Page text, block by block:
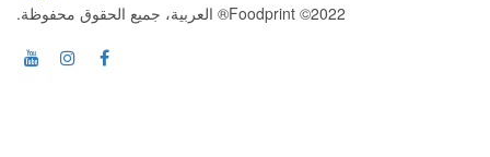
2022© Foodprint® العربية، جميع الحقوق محفوظة.